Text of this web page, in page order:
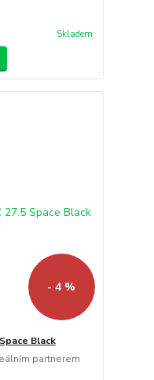
Skladem
- 4 %
Black
partnerem